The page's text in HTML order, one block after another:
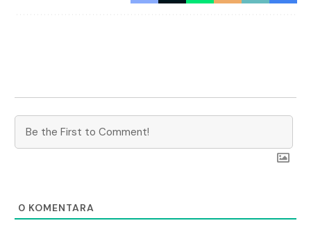
0 KOMENTARA